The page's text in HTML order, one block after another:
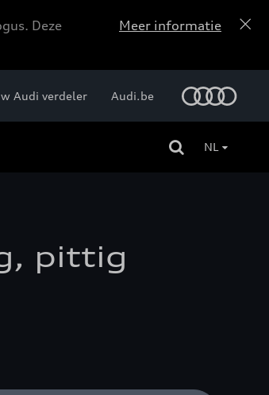
Deze
Meer informatie
Audi verdeler Audi.be
NL
pittig